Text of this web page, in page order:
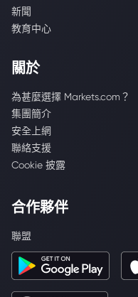
新聞
教育中心
關於
為甚麼選擇 Markets.com？
集團簡介
安全上網
聯絡支援
Cookie 披露
合作夥伴
聯盟